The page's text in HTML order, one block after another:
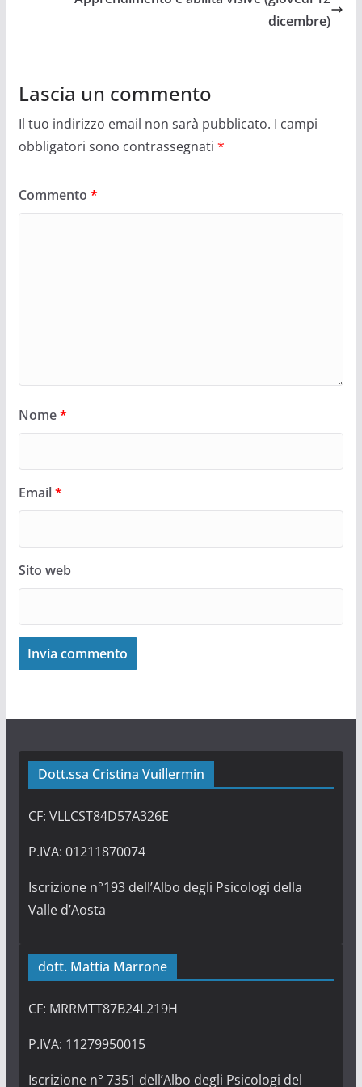
dicembre)
Lascia un commento
Il tuo indirizzo email non sarà pubblicato. I campi
obbligatori sono contrassegnati *
Commento *
Nome*
Email*
Sito web
Dott.ssa Cristina Vuillermin
CF: VLLCST84D57A326E
P.IVA: 01211870074
Iscrizione n°193 dell’Albo degli Psicologi della
Valle d’Aosta
dott. Mattia Marrone
CF: MRRMTT87B24L219H
P.IVA: 11279950015
Iscrizione n° 7351 dell’Albo degli Psicologi del